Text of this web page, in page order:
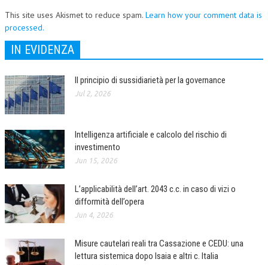
This site uses Akismet to reduce spam. Learn how your comment data is
processed.
IN EVIDENZA
Il principio di sussidiarietà per la governance
Jul 2, 2026
Intelligenza artificiale e calcolo del rischio di
investimento
Jun 15, 2026
L’applicabilità dell’art. 2043 c.c. in caso di vizi o
difformità dell’opera
Jun 4, 2026
Misure cautelari reali tra Cassazione e CEDU: una
lettura sistemica dopo Isaia e altri c. Italia